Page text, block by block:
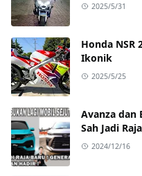
2025/5/31
Honda NSR
Ikonik
2025/5/25
Avanza dan
Sah Jadi
2024/12/16